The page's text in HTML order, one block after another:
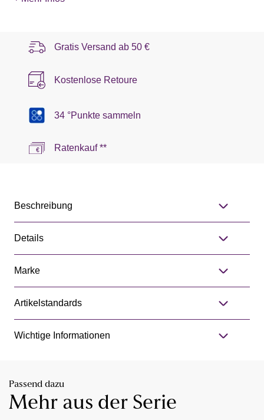
Gratis Versand ab 50 €
Kostenlose Retoure
34 °Punkte sammeln
Ratenkauf **
Beschreibung
Details
Marke
Artikelstandards
Wichtige Informationen
Passend dazu
Mehr aus der Serie